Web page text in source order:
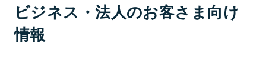
ビジネス・法人のお客さま向け
情報